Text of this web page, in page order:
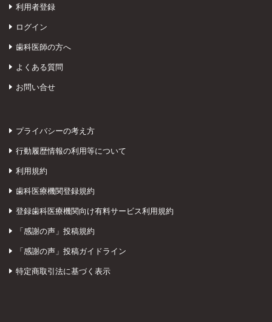
利用者登録
ログイン
歯科医師の方へ
よくある質問
お問い合せ
プライバシーの考え方
行動履歴情報の利用等について
利用規約
歯科医療機関登録規約
登録歯科医療機関向け有料サービス利用規約
「感謝の声」投稿規約
「感謝の声」投稿ガイドライン
特定商取引法に基づく表示